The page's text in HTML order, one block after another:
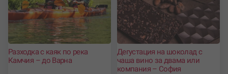
Разходка с каяк по река
Камчия – до Варна
Дегустация на шоколад с
чаша вино за двама или
компания – София